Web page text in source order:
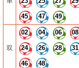
45 47 49
双
02 04 06 08
24 26 28 31
46 48